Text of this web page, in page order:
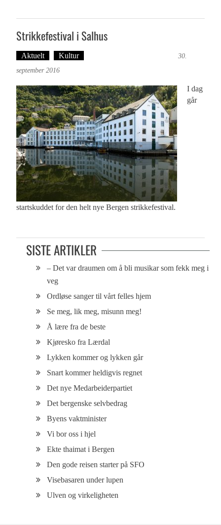
Strikkefestival i Salhus
Aktuelt Kultur
30.
september 2016
I dag
går
startskuddet for den helt nye Bergen strikkefestival.
SISTE ARTIKLER
– Det var draumen om å bli musikar som fekk meg i
veg
Ordløse sanger til vårt felles hjem
Se meg, lik meg, misunn meg!
Å lære fra de beste
Kjøresko fra Lærdal
Lykken kommer og lykken går
Snart kommer heldigvis regnet
Det nye Medarbeiderpartiet
Det bergenske selvbedrag
Byens vaktminister
Vi bor oss i hjel
Ekte thaimat i Bergen
Den gode reisen starter på SFO
Visebasaren under lupen
Ulven og virkeligheten